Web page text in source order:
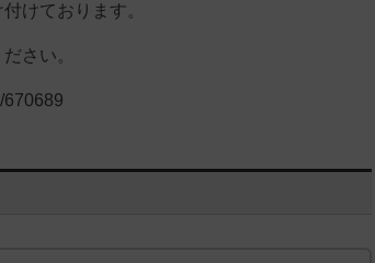
けております。
さい。
670689